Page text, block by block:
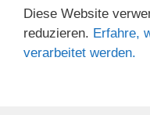
Diese Website
reduzieren. Erfahre,
verarbeitet werden.